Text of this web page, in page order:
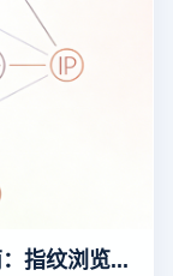
2026精选隐藏IP软件推荐下载指南：指纹浏览器防关联深度评测